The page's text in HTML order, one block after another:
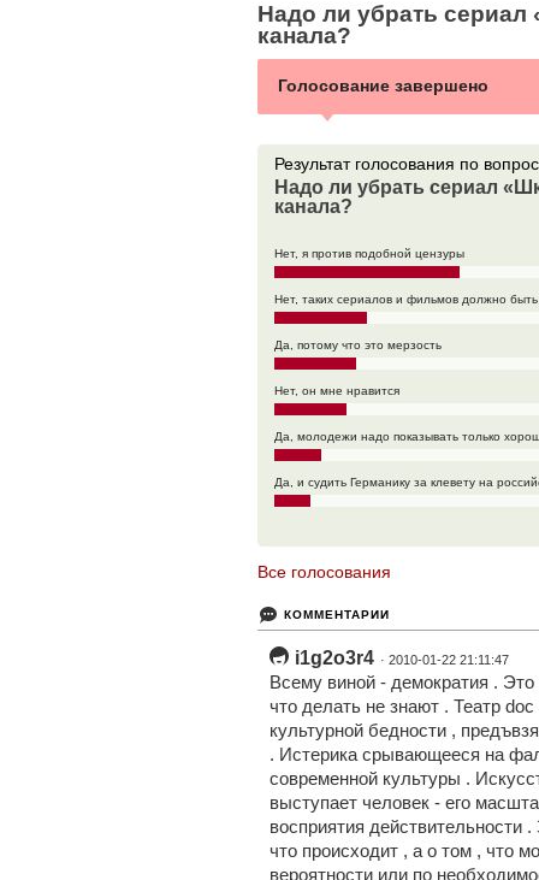
Надо ли убрать
канала?
Голосование завершено
Результат голоcования по
Надо ли убрать сериал
канала?
Нет, я против подобной цензуры
Нет, таких сериалов и фильмов должно
Да, потому что это мерзость
Нет, он мне нравится
Да, молодежи надо показывать только
Да, и судить Германику за клевету на
Все голосования
КОММЕНТАРИИ
i1g2o3r4 · 2010-01-22 21:11:47
Всему виной - демократия . Это
что делать не знают . Театр
культурной бедности ,
. Истерика срывающееся на
современной культуры .
выступает человек - его
восприятия действительности
что происходит , а о том , что
вероятности или по